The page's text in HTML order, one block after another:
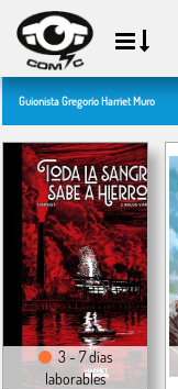
Guionista Gregorio Harriet Muro
3 - 7 días
laborables